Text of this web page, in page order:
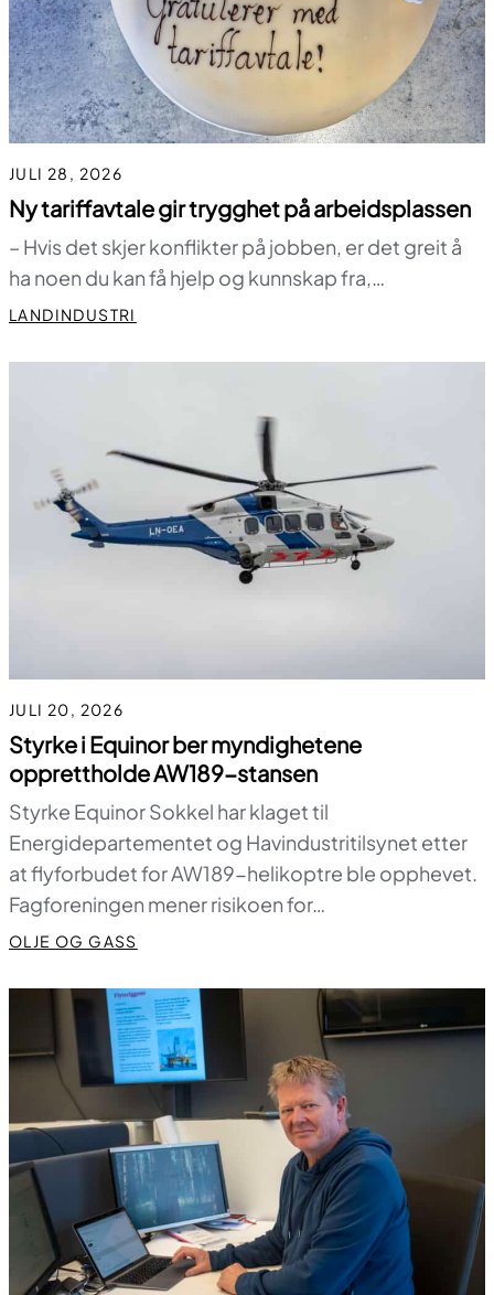
JULI 28, 2026
Ny tariffavtale gir trygghet på arbeidsplassen
– Hvis det skjer konflikter på jobben, er det greit å
ha noen du kan få hjelp og kunnskap fra,…
LANDINDUSTRI
JULI 20, 2026
Styrke i Equinor ber myndighetene
opprettholde AW189-stansen
Styrke Equinor Sokkel har klaget til
Energidepartementet og Havindustritilsynet etter
at flyforbudet for AW189-helikoptre ble opphevet.
Fagforeningen mener risikoen for…
OLJE OG GASS